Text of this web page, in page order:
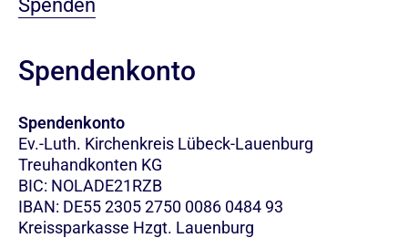
Spenden
Spendenkonto
Spendenkonto
Ev.-Luth. Kirchenkreis Lübeck-Lauenburg
Treuhandkonten KG
BIC: NOLADE21RZB
IBAN: DE55 2305 2750 0086 0484 93
Kreissparkasse Hzgt. Lauenburg